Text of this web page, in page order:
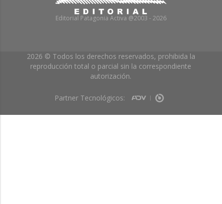
Editorial Patagonia Activa @2003 - 2026
2026 © Todos los derechos reservados, prohibida la
reproducción total o parcial sin la correspondiente
autorización.
Partner Tecnológicos: